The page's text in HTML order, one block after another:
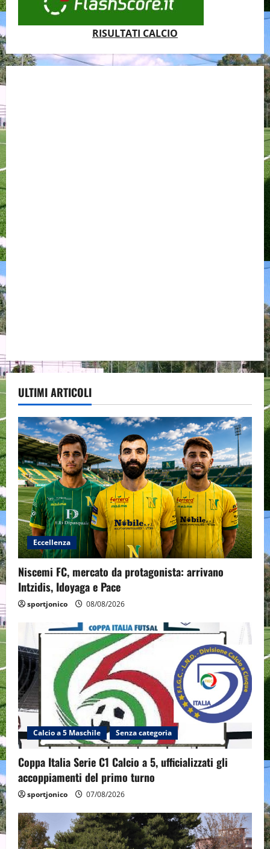
RISULTATI CALCIO
ULTIMI ARTICOLI
Eccellenza
Niscemi FC, mercato da protagonista: arrivano
Intzidis, Idoyaga e Pace
sportjonico 08/08/2026
Calcio a 5 Maschile Senza categoria
Coppa Italia Serie C1 Calcio a 5, ufficializzati gli
accoppiamenti del primo turno
sportjonico 07/08/2026